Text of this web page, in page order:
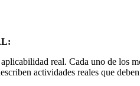
real. Cada uno de los
actividades reales que